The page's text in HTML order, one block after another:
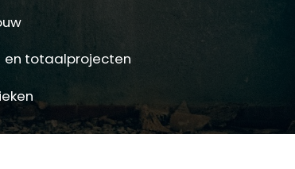
en totaalprojecten